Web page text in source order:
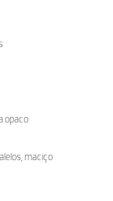
opaco
maciço